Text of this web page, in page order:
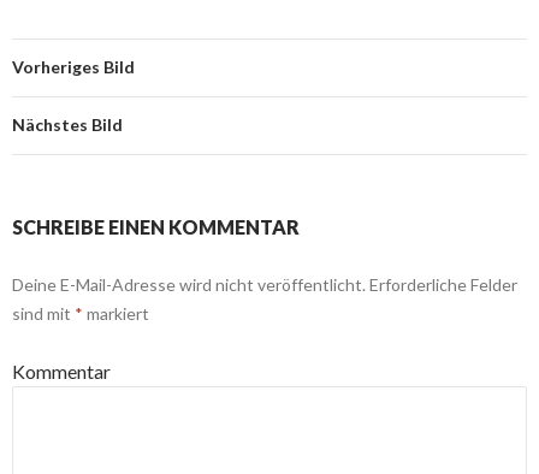
Vorheriges Bild
Nächstes Bild
SCHREIBE EINEN KOMMENTAR
Deine E-Mail-Adresse wird nicht veröffentlicht. Erforderliche Felder
sind mit * markiert
Kommentar